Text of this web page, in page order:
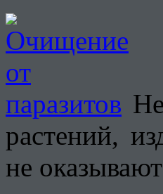
растений,
не